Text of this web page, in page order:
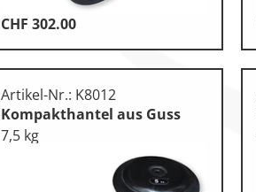
CHF 302.00
Artikel-Nr.: K8012
Kompakthantel aus Guss
7,5 kg